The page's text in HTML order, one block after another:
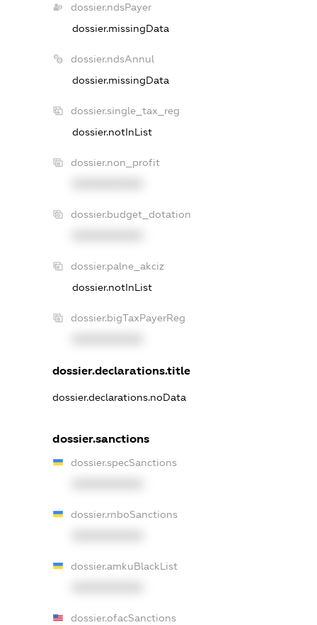
dossier.ndsPayer
dossier.missingData
dossier.ndsAnnul
dossier.missingData
dossier.single_tax_reg
dossier.notInList
dossier.non_profit
dossier.budget_dotation
dossier.palne_akciz
dossier.notInList
dossier.bigTaxPayerReg
dossier.declarations.title
dossier.declarations.noData
dossier.sanctions
dossier.specSanctions
dossier.rnboSanctions
dossier.amkuBlackList
dossier.ofacSanctions